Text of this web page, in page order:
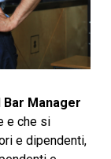
Bar Manager
e che si
e dipendenti,